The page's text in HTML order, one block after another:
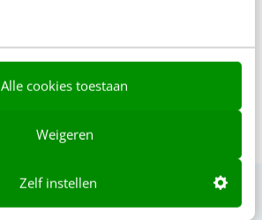
Alle cookies toestaan
Weigeren
Zelf instellen